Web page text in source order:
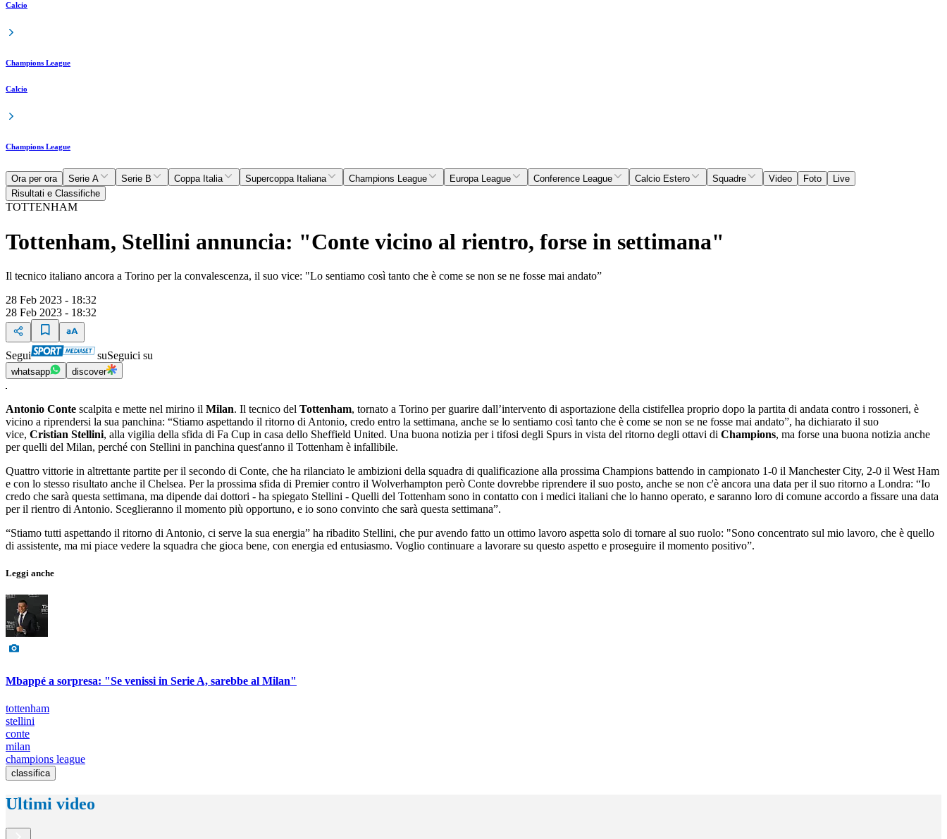
Calcio
Champions League
Calcio
Champions League
Ora per ora Serie A Serie B Coppa Italia Supercoppa Italiana Champions League Europa League Conference League Calcio Estero Squadre Video Foto
Live
Risultati e Classifiche
TOTTENHAM
Tottenham, Stellini annuncia: "Conte vicino al rientro, forse in settimana"
Il tecnico italiano ancora a Torino per la convalescenza, il suo vice: "Lo sentiamo così tanto che è come se non se ne fosse mai andato”
28 Feb 2023 - 18:32
28 Feb 2023 - 18:32
Segui suSeguici su
whatsapp discover
Antonio Conte scalpita e mette nel mirino il Milan. Il tecnico del Tottenham, tornato a Torino per guarire dall’intervento di asportazione della cistifellea proprio dopo la partita di andata contro i rossoneri, è
vicino a riprendersi la sua panchina: “Stiamo aspettando il ritorno di Antonio, credo entro la settimana, anche se lo sentiamo così tanto che è come se non se ne fosse mai andato”, ha dichiarato il suo
vice, Cristian Stellini, alla vigilia della sfida di Fa Cup in casa dello Sheffield United. Una buona notizia per i tifosi degli Spurs in vista del ritorno degli ottavi di Champions, ma forse una buona notizia anche
per quelli del Milan, perché con Stellini in panchina quest'anno il Tottenham è infallibile.
Quattro vittorie in altrettante partite per il secondo di Conte, che ha rilanciato le ambizioni della squadra di qualificazione alla prossima Champions battendo in campionato 1-0 il Manchester City, 2-0 il West Ham
e con lo stesso risultato anche il Chelsea. Per la prossima sfida di Premier contro il Wolverhampton però Conte dovrebbe riprendere il suo posto, anche se non c'è ancora una data per il suo ritorno a Londra: “Io
credo che sarà questa settimana, ma dipende dai dottori - ha spiegato Stellini - Quelli del Tottenham sono in contatto con i medici italiani che lo hanno operato, e saranno loro di comune accordo a fissare una data
per il rientro di Antonio. Sceglieranno il momento più opportuno, e io sono convinto che sarà questa settimana”.
“Stiamo tutti aspettando il ritorno di Antonio, ci serve la sua energia” ha ribadito Stellini, che pur avendo fatto un ottimo lavoro aspetta solo di tornare al suo ruolo: "Sono concentrato sul mio lavoro, che è quello
di assistente, ma mi piace vedere la squadra che gioca bene, con energia ed entusiasmo. Voglio continuare a lavorare su questo aspetto e proseguire il momento positivo”.
Leggi anche
Mbappé a sorpresa: "Se venissi in Serie A, sarebbe al Milan"
tottenham
stellini
conte
milan
champions league
classifica
Ultimi video